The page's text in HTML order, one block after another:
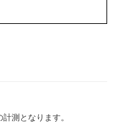
測となります。